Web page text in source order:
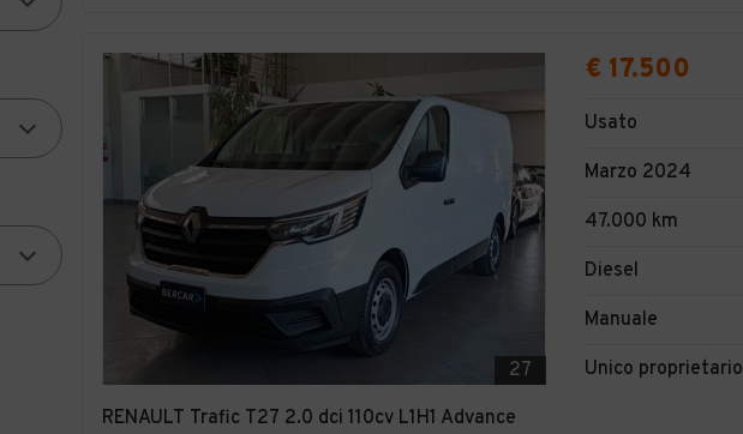
27
RENAULT Trafic T27 2.0 dci 110cv L1H1 Advance
€ 17.500
Usato
Marzo 2024
47.000 km
Diesel
Manuale
Unico proprietario